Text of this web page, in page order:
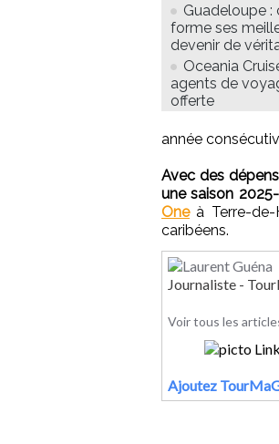
Guadeloupe :
forme ses
devenir de
Oceania
agents de
offerte
année
Avec des
une saison
Oneà Terre-de-
caribéens.
Journaliste -
Voir tous les
Ajoutez